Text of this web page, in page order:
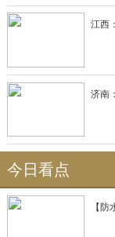
江西
济南
今日看点
【